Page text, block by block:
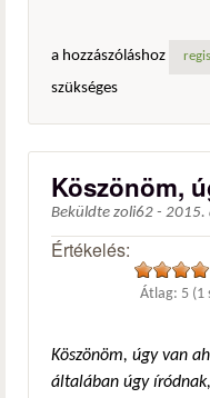
a hozzászóláshoz
szükséges
Köszönöm,
Beküldte zoli62 - 2015.
Értékelés:
Átlag: 5 (1
Köszönöm, úgy van
általában úgy